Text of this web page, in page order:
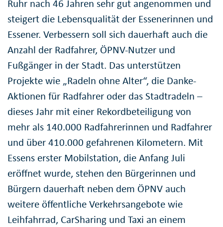
Ruhr nach 46 Jahren sehr gut angenommen und
steigert die Lebensqualität der Essenerinnen und
Essener. Verbessern soll sich dauerhaft auch die
Anzahl der Radfahrer, ÖPNV-Nutzer und
Fußgänger in der Stadt. Das unterstützen
Projekte wie „Radeln ohne Alter“, die Danke-
Aktionen für Radfahrer oder das Stadtradeln –
dieses Jahr mit einer Rekordbeteiligung von
mehr als 140.000 Radfahrerinnen und Radfahrer
und über 410.000 gefahrenen Kilometern. Mit
Essens erster Mobilstation, die Anfang Juli
eröffnet wurde, stehen den Bürgerinnen und
Bürgern dauerhaft neben dem ÖPNV auch
weitere öffentliche Verkehrsangebote wie
Leihfahrrad, CarSharing und Taxi an einem